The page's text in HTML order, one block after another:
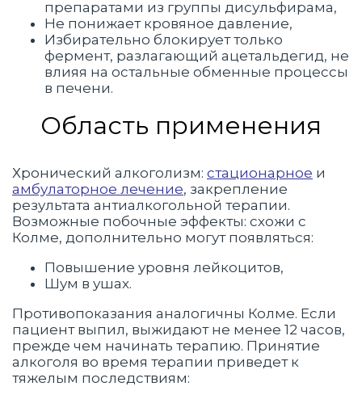
препаратами из группы дисульфирама,
Не понижает кровяное давление,
Избирательно блокирует только
фермент, разлагающий ацетальдегид, не
влияя на остальные обменные процессы
в печени.
Область применения
Хронический алкоголизм: стационарное и
амбулаторное лечение, закрепление
результата антиалкогольной терапии.
Возможные побочные эффекты: схожи с
Колме, дополнительно могут появляться:
Повышение уровня лейкоцитов,
Шум в ушах.
Противопоказания аналогичны Колме. Если
пациент выпил, выжидают не менее 12 часов,
прежде чем начинать терапию. Принятие
алкоголя во время терапии приведет к
тяжелым последствиям: